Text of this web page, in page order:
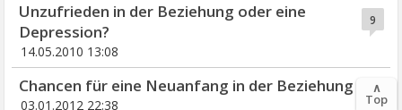
9
Unzufrieden in der Beziehung oder eine
Depression?
14.05.2010 13:08
160
Chancen für eine Neuanfang in der Beziehung
03.01.2012 22:38
∧
Top